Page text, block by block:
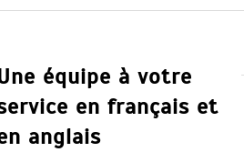
équipe à votre
en français et
anglais